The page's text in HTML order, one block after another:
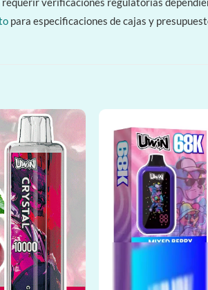
para especificaciones de cajas y